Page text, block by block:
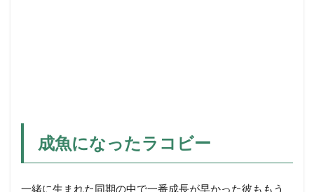
成魚になったラコビー
一緒に生まれた同期の中で一番成長が早かった彼ももう